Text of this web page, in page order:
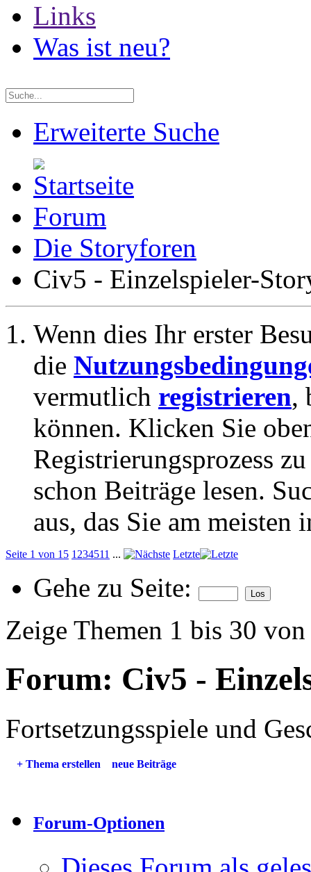
Links
Was ist neu?
Erweiterte Suche
Forum
Die Storyforen
Civ5 - Einzelspieler-
Wenn dies Ihr erster
die
vermutlich registrieren,
können. Klicken Sie
Registrierungsprozess
schon Beiträge lesen.
aus, das Sie am meisten
Seite 1 von 15 1 234511 ... Letzte
Gehe zu Seite:
Zeige Themen 1 bis 30
Forum: Civ5 -
Fortsetzungsspiele und
+ Thema erstellen neue Beiträge
Forum-Optionen